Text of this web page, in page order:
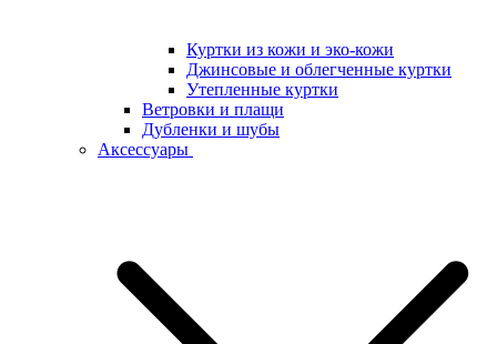
Куртки из кожи и эко-кожи
Джинсовые и облегченные куртки
Утепленные куртки
Ветровки и плащи
Дубленки и шубы
Аксессуары